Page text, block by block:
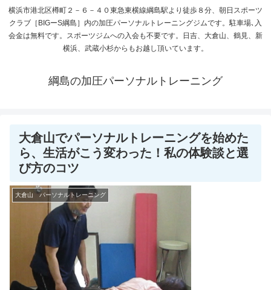
横浜市港北区樽町２－６－４０東急東横線綱島駅より徒歩８分、朝日スポーツ
クラブ［BIGーS綱島］内の加圧パーソナルトレーニングジムです。駐車場､入
会金は無料です。スポーツジムへの入会も不要です。日吉、大倉山、鶴見、新
横浜、武蔵小杉からもお越し頂いています。
綱島の加圧パーソナルトレーニング
大倉山でパーソナルトレーニングを始めた
ら、生活がこう変わった！私の体験談と選
び方のコツ
大倉山 パーソナルトレーニング